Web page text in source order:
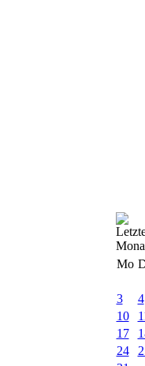
Mo
3
4
10
17
24